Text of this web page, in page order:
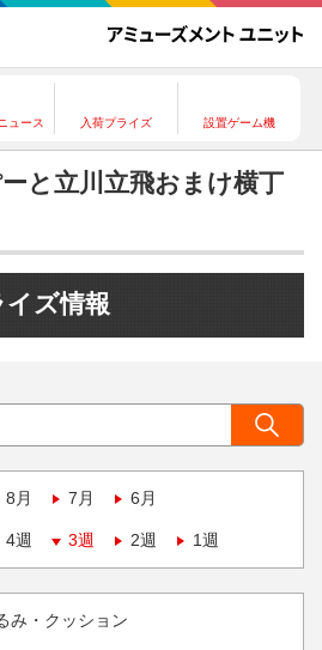
ュース 入荷プライズ 設置ゲーム機
と立川立飛おまけ横丁
イズ情報
8月 7月 6月
4週 3週 2週 1週
み・クッション